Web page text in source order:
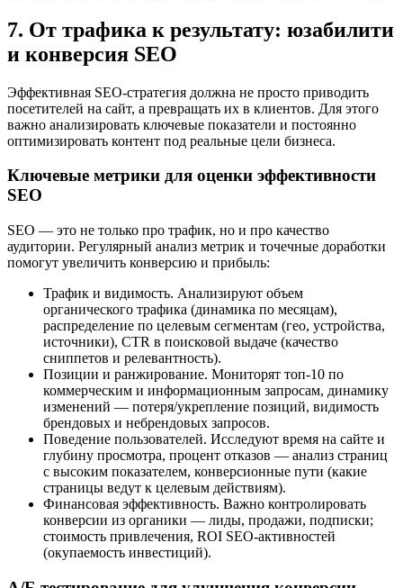
7. От трафика к результату: юзабилити
и конверсия SEO
Эффективная SEO-стратегия должна не просто приводить
посетителей на сайт, а превращать их в клиентов. Для этого
важно анализировать ключевые показатели и постоянно
оптимизировать контент под реальные цели бизнеса.
Ключевые метрики для оценки эффективности
SEO
SEO — это не только про трафик, но и про качество
аудитории. Регулярный анализ метрик и точечные доработки
помогут увеличить конверсию и прибыль:
Трафик и видимость. Анализируют объем
органического трафика (динамика по месяцам),
распределение по целевым сегментам (гео, устройства,
источники), CTR в поисковой выдаче (качество
сниппетов и релевантность).
Позиции и ранжирование. Мониторят топ-10 по
коммерческим и информационным запросам, динамику
изменений — потеря/укрепление позиций, видимость
брендовых и небрендовых запросов.
Поведение пользователей. Исследуют время на сайте и
глубину просмотра, процент отказов — анализ страниц
с высоким показателем, конверсионные пути (какие
страницы ведут к целевым действиям).
Финансовая эффективность. Важно контролировать
конверсии из органики — лиды, продажи, подписки;
стоимость привлечения, ROI SEO-активностей
(окупаемость инвестиций).